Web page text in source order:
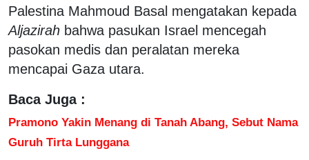
Palestina Mahmoud Basal mengatakan kepada
Aljazirah bahwa pasukan Israel mencegah
pasokan medis dan peralatan mereka
mencapai Gaza utara.
Baca Juga :
Pramono Yakin Menang di Tanah Abang, Sebut Nama
Guruh Tirta Lunggana